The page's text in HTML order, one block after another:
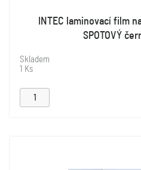
INTEC laminovací film
SPOTOVÝ
Skladem
1 Ks